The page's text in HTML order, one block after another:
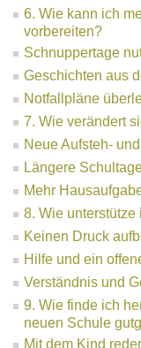
6. Wie kann ich
vorbereiten?
Schnuppertage
Geschichten aus
Notfallpläne
7. Wie verändert
Neue Aufsteh-
Längere
Mehr
8. Wie
Keinen Druck
Hilfe und ein
Verständnis und
9. Wie finde ich
neuen Schule
Mit dem Kind